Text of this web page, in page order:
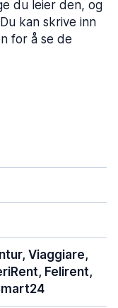
du leier den, og
kan skrive inn
for å se de
Viaggiare,
Felirent,